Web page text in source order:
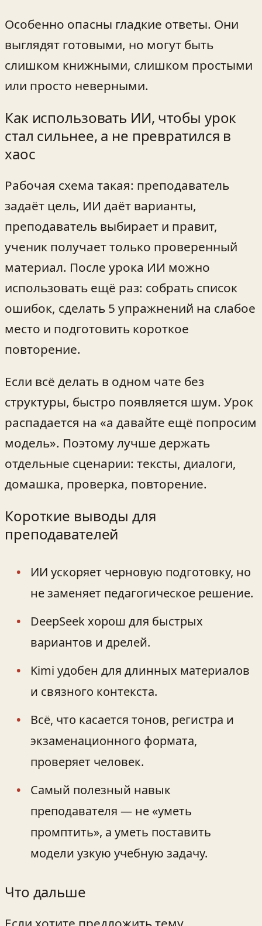
Особенно опасны гладкие ответы. Они
выглядят готовыми, но могут быть
слишком книжными, слишком простыми
или просто неверными.
Как использовать ИИ, чтобы урок
стал сильнее, а не превратился в
хаос
Рабочая схема такая: преподаватель
задаёт цель, ИИ даёт варианты,
преподаватель выбирает и правит,
ученик получает только проверенный
материал. После урока ИИ можно
использовать ещё раз: собрать список
ошибок, сделать 5 упражнений на слабое
место и подготовить короткое
повторение.
Если всё делать в одном чате без
структуры, быстро появляется шум. Урок
распадается на «а давайте ещё попросим
модель». Поэтому лучше держать
отдельные сценарии: тексты, диалоги,
домашка, проверка, повторение.
Короткие выводы для
преподавателей
ИИ ускоряет черновую подготовку, но
не заменяет педагогическое решение.
DeepSeek хорош для быстрых
вариантов и дрелей.
Kimi удобен для длинных материалов
и связного контекста.
Всё, что касается тонов, регистра и
экзаменационного формата,
проверяет человек.
Самый полезный навык
преподавателя — не «уметь
промптить», а уметь поставить
модели узкую учебную задачу.
Что дальше